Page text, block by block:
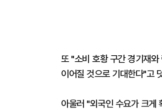
또 "소비 호황 구간 경기재와
이어질 것으로 기대한다"고
아울러 "외국인 수요가 크게